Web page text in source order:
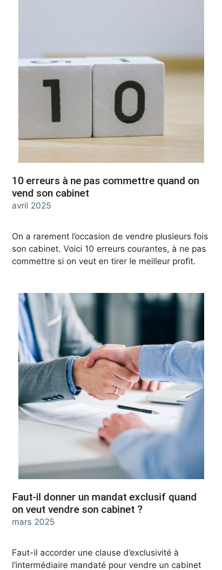
10 erreurs à ne pas commettre quand on
vend son cabinet
avril 2025
On a rarement l’occasion de vendre plusieurs fois
son cabinet. Voici 10 erreurs courantes, à ne pas
commettre si on veut en tirer le meilleur profit.
Faut-il donner un mandat exclusif quand
on veut vendre son cabinet ?
mars 2025
Faut-il accorder une clause d’exclusivité à
l’intermédiaire mandaté pour vendre un cabinet